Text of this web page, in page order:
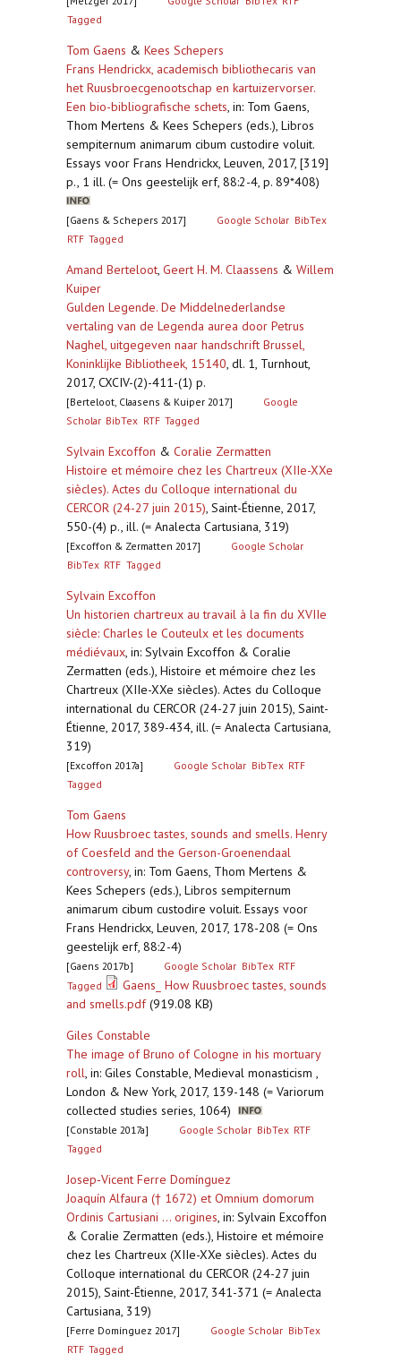
Tagged
Tom Gaens & Kees Schepers
Frans Hendrickx, academisch bibliothecaris van
het Ruusbroecgenootschap en kartuizervorser.
Een bio-bibliografische schets, in: Tom Gaens,
Thom Mertens & Kees Schepers (eds.), Libros
sempiternum animarum cibum custodire voluit.
Essays voor Frans Hendrickx, Leuven, 2017, [319]
p., 1 ill. (= Ons geestelijk erf, 88:2-4, p. 89*408)
[Gaens & Schepers 2017] Google Scholar BibTex
RTF Tagged
Amand Berteloot, Geert H. M. Claassens & Willem
Kuiper
Gulden Legende. De Middelnederlandse
vertaling van de Legenda aurea door Petrus
Naghel, uitgegeven naar handschrift Brussel,
Koninklijke Bibliotheek, 15140, dl. 1, Turnhout,
2017, CXCIV-(2)-411-(1) p.
[Berteloot, Claasens & Kuiper 2017]
Google
Scholar BibTex RTF Tagged
Sylvain Excoffon & Coralie Zermatten
Histoire et mémoire chez les Chartreux (XIIe-XXe
siècles). Actes du Colloque international du
CERCOR (24-27 juin 2015), Saint-Étienne, 2017,
550-(4) p., ill. (= Analecta Cartusiana, 319)
[Excoffon & Zermatten 2017]
Google Scholar
BibTex RTF Tagged
Sylvain Excoffon
Un historien chartreux au travail à la fin du XVIIe
siècle: Charles le Couteulx et les documents
médiévaux, in: Sylvain Excoffon & Coralie
Zermatten (eds.), Histoire et mémoire chez les
Chartreux (XIIe-XXe siècles). Actes du Colloque
international du CERCOR (24-27 juin 2015), Saint-
Étienne, 2017, 389-434, ill. (= Analecta Cartusiana,
319)
[Excoffon 2017a] Google Scholar BibTex RTF
Tagged
Tom Gaens
How Ruusbroec tastes, sounds and smells. Henry
of Coesfeld and the Gerson-Groenendaal
controversy, in: Tom Gaens, Thom Mertens &
Kees Schepers (eds.), Libros sempiternum
animarum cibum custodire voluit. Essays voor
Frans Hendrickx, Leuven, 2017, 178-208 (= Ons
geestelijk erf, 88:2-4)
[Gaens 2017b] Google Scholar BibTex RTF
Tagged
Gaens_ How Ruusbroec tastes, sounds
and smells.pdf(919.08 KB)
Giles Constable
The image of Bruno of Cologne in his mortuary
roll, in: Giles Constable, Medieval monasticism ,
London & New York, 2017, 139-148 (= Variorum
collected studies series, 1064)
[Constable 2017a] Google Scholar BibTex RTF
Tagged
Josep‐Vicent Ferre Domínguez
Joaquín Alfaura († 1672) et Omnium domorum
Ordinis Cartusiani ... origines, in: Sylvain Excoffon
& Coralie Zermatten (eds.), Histoire et mémoire
chez les Chartreux (XIIe-XXe siècles). Actes du
Colloque international du CERCOR (24-27 juin
2015), Saint-Étienne, 2017, 341-371 (= Analecta
Cartusiana, 319)
[Ferre Domínguez 2017] Google Scholar BibTex
RTF Tagged